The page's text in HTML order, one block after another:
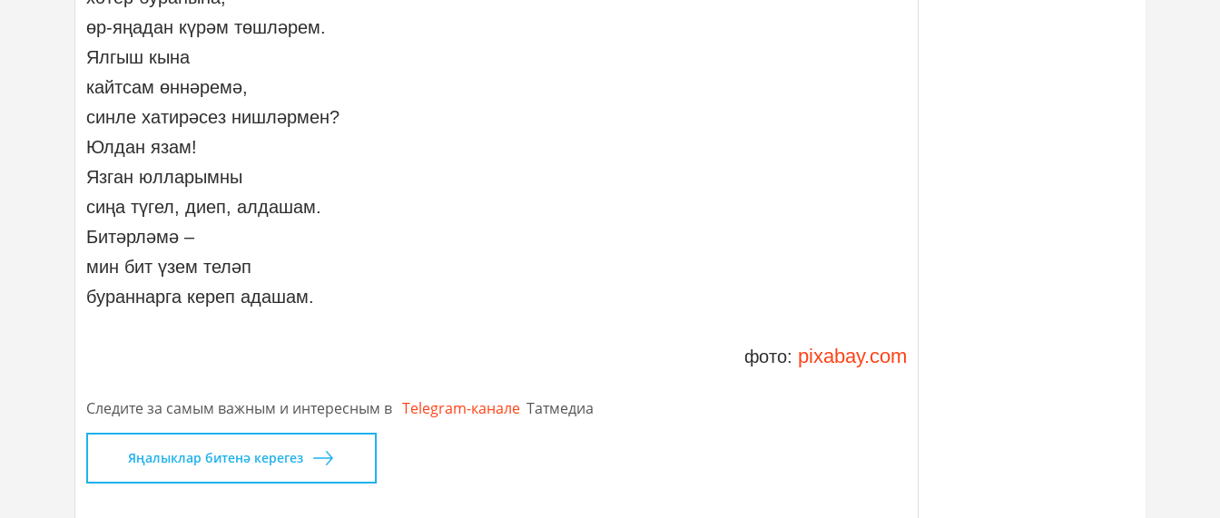
өр-яңадан күрәм төшләрем.
Ялгыш кына
кайтсам өннәремә,
синле хатирәсез нишләрмен?
Юлдан язам!
Язган юлларымны
сиңа түгел, диеп, алдашам.
Битәрләмә –
мин бит үзем теләп
бураннарга кереп адашам.
фото: pixabay.com
Следите за самым важным и интересным в Telegram-канале Татмедиа
Яңалыклар битенә керегез